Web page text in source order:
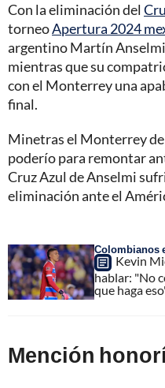
Con la eliminación del
torneoApertura 2024
argentino Martín
mientras que su
con el Monterrey una
final.
Minetras el Monterrey
poderío para remontar
Cruz Azul de Anselmi
eliminación ante el
Colombianos
Kevin
hablar: "No
que haga
Mención